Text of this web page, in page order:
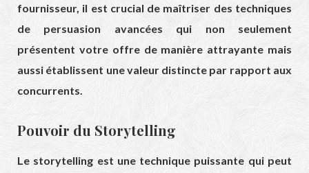
fournisseur, il est crucial de maîtriser des techniques
de persuasion avancées qui non seulement
présentent votre offre de manière attrayante mais
aussi établissent une valeur distincte par rapport aux
concurrents.
Pouvoir du Storytelling
Le storytelling est une technique puissante qui peut